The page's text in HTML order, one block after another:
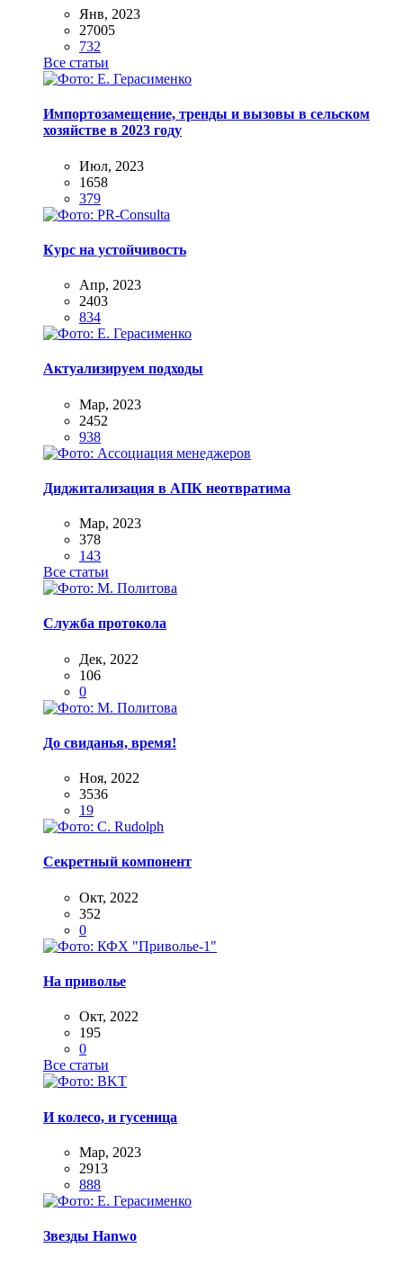
Янв, 2023
27005
732
Все статьи
Импортозамещение, тренды и вызовы в сельском
хозяйстве в 2023 году
Июл, 2023
1658
379
Курс на устойчивость
Апр, 2023
2403
834
Актуализируем подходы
Мар, 2023
2452
938
Диджитализация в АПК неотвратима
Мар, 2023
378
143
Все статьи
Служба протокола
Дек, 2022
106
0
До свиданья, время!
Ноя, 2022
3536
19
Секретный компонент
Окт, 2022
352
0
На приволье
Окт, 2022
195
0
Все статьи
И колесо, и гусеница
Мар, 2023
2913
888
Звезды Hanwo